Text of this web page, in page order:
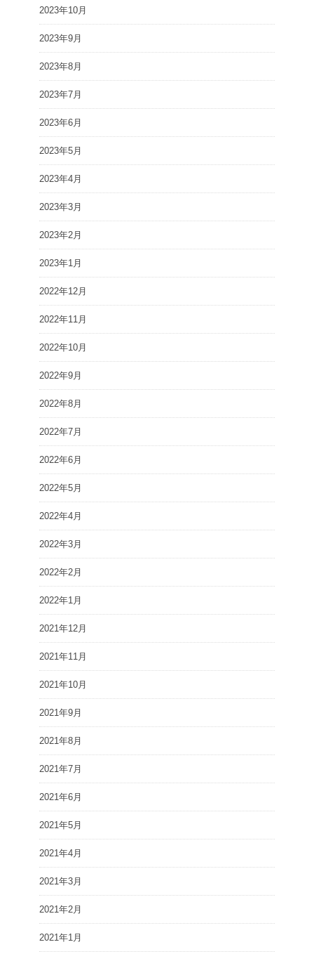
2023年10月
2023年9月
2023年8月
2023年7月
2023年6月
2023年5月
2023年4月
2023年3月
2023年2月
2023年1月
2022年12月
2022年11月
2022年10月
2022年9月
2022年8月
2022年7月
2022年6月
2022年5月
2022年4月
2022年3月
2022年2月
2022年1月
2021年12月
2021年11月
2021年10月
2021年9月
2021年8月
2021年7月
2021年6月
2021年5月
2021年4月
2021年3月
2021年2月
2021年1月